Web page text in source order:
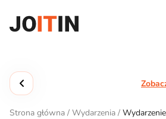
treści
Funkcjonalność
Strona główna / Wydarzenia /